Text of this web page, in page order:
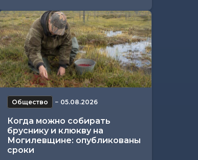
Общество − 05.08.2026
Когда можно собирать
бруснику и клюкву на
Могилевщине: опубликованы
сроки